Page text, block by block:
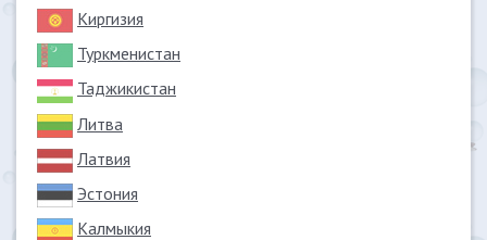
Киргизия
Туркменистан
Таджикистан
Литва
Латвия
Эстония
Калмыкия